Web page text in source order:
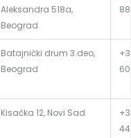
Aleksandra 518a,
Beograd
Batajnički drum 3.deo,
Beograd
Kisačka 12, Novi Sad